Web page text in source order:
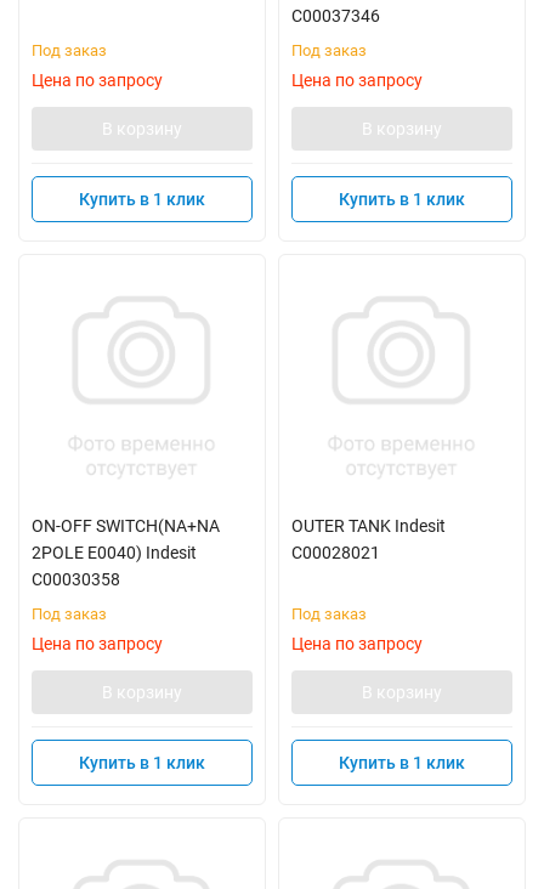
Под заказ
Цена по запросу
В корзину
Купить в 1 клик
C00037346
Под заказ
Цена по запросу
В корзину
Купить в 1 клик
ON-OFF SWITCH(NA+NA
2POLE E0040) Indesit
C00030358
Под заказ
Цена по запросу
В корзину
Купить в 1 клик
OUTER TANK Indesit
C00028021
Под заказ
Цена по запросу
В корзину
Купить в 1 клик